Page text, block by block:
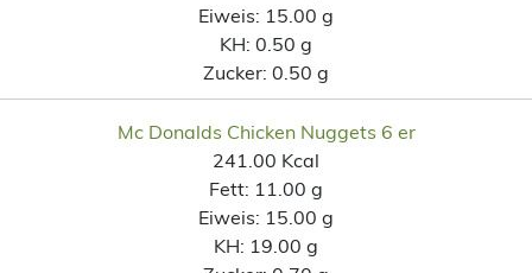
Eiweis: 15.00 g
KH: 0.50 g
Zucker: 0.50 g
Mc Donalds Chicken Nuggets 6 er
241.00 Kcal
Fett: 11.00 g
Eiweis: 15.00 g
KH: 19.00 g